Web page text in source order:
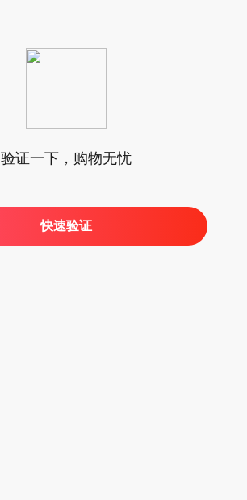
验证一下，购物无忧
快速验证